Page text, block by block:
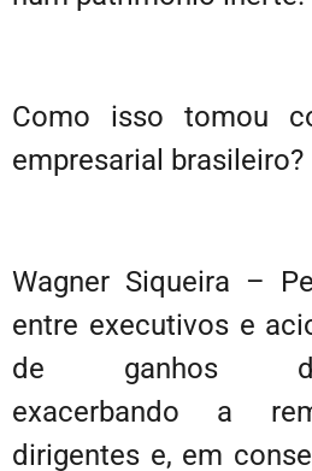
Como isso tomou
empresarial brasileiro?
Wagner Siqueira –
entre executivos e
de ganhos
exacerbando a
dirigentes e, em